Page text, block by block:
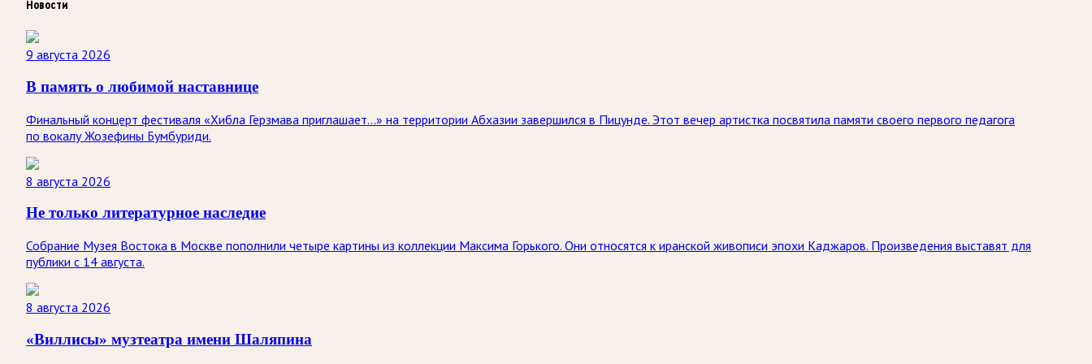
Новости
9 августа 2026
В память о любимой наставнице
Финальный концерт фестиваля «Хибла Герзмава приглашает…» на территории Абхазии завершился в Пицунде. Этот вечер артистка посвятила памяти своего первого педагога
по вокалу Жозефины Бумбуриди.
8 августа 2026
Не только литературное наследие
Собрание Музея Востока в Москве пополнили четыре картины из коллекции Максима Горького. Они относятся к иранской живописи эпохи Каджаров. Произведения выставят для
публики с 14 августа.
8 августа 2026
«Виллисы» музтеатра имени Шаляпина